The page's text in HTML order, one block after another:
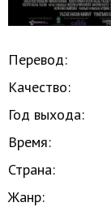
Перевод:
Качество:
Год выхода:
Время:
Страна:
Жанр: